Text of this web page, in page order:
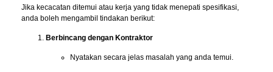
Jika kecacatan ditemui atau kerja yang tidak menepati spesifikasi,
anda boleh mengambil tindakan berikut:
Berbincang dengan Kontraktor
Nyatakan secara jelas masalah yang anda temui.